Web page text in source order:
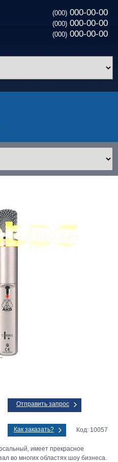
(000) 000-00-00
(000) 000-00-00
(000) 000-00-00
Отправить запрос
Как заказать? Код: 10057
имеет прекрасное
во многих областях шоу бизнеса.